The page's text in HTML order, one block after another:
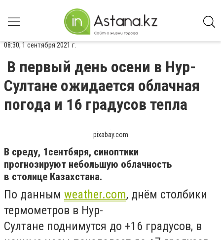
08:30, 1 сентября 2021 г.
В первый день осени в Нур-
Султане ожидается облачная
погода и 16 градусов тепла
pixabay.com
В среду, 1сентбяря, синоптики
прогнозируют небольшую облачность
в столице Казахстана.
По данным weather.com, днём столбики
термометров в Нур-
Султане поднимутся до +1 6 градусов, в